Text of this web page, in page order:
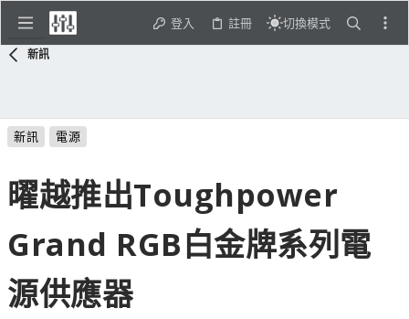
登入 註冊 切換模式
新訊
新訊 電源
曜越推出Toughpower
Grand RGB白金牌系列電
源供應器